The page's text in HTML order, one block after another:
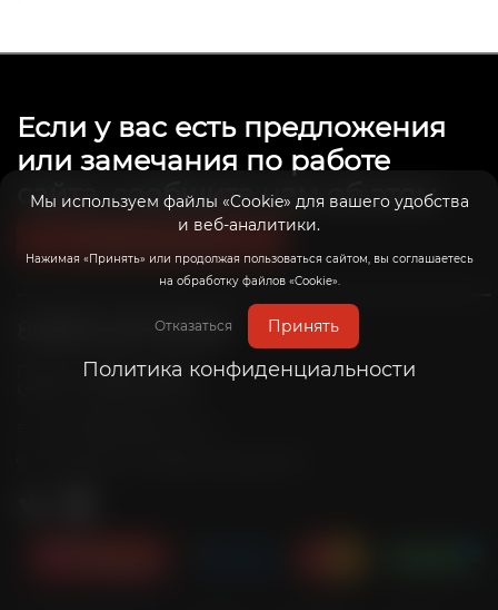
Мы используем файлы «Cookie» для вашего удобства
и веб-аналитики.
Нажимая «Принять» или продолжая пользоваться сайтом, вы соглашаетесь
на обработку файлов «Cookie».
Отказаться Принять
Политика конфиденциальности
Если у вас есть предложения
или замечания по работе
сайта, сообщите нам об этом.
8 (800) 201-39-98
Пн-Пт: с 10:00 до 20:00